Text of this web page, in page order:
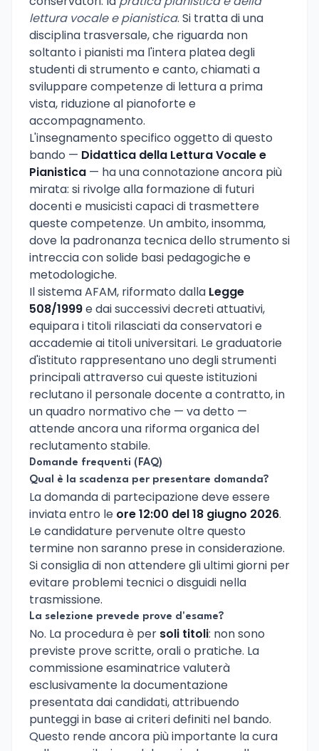
lettura vocale e pianistica. Si tratta di una
disciplina trasversale, che riguarda non
soltanto i pianisti ma l'intera platea degli
studenti di strumento e canto, chiamati a
sviluppare competenze di lettura a prima
vista, riduzione al pianoforte e
accompagnamento.
L'insegnamento specifico oggetto di questo
bando — Didattica della Lettura Vocale e
Pianistica — ha una connotazione ancora più
mirata: si rivolge alla formazione di futuri
docenti e musicisti capaci di trasmettere
queste competenze. Un ambito, insomma,
dove la padronanza tecnica dello strumento si
intreccia con solide basi pedagogiche e
metodologiche.
Il sistema AFAM, riformato dalla Legge
508/1999e dai successivi decreti attuativi,
equipara i titoli rilasciati da conservatori e
accademie ai titoli universitari. Le graduatorie
d'istituto rappresentano uno degli strumenti
principali attraverso cui queste istituzioni
reclutano il personale docente a contratto, in
un quadro normativo che — va detto —
attende ancora una riforma organica del
reclutamento stabile.
Domande frequenti (FAQ)
Qual è la scadenza per presentare domanda?
La domanda di partecipazione deve essere
inviata entro le ore 12:00 del 18 giugno 2026.
Le candidature pervenute oltre questo
termine non saranno prese in considerazione.
Si consiglia di non attendere gli ultimi giorni per
evitare problemi tecnici o disguidi nella
trasmissione.
La selezione prevede prove d'esame?
No. La procedura è per soli titoli: non sono
previste prove scritte, orali o pratiche. La
commissione esaminatrice valuterà
esclusivamente la documentazione
presentata dai candidati, attribuendo
punteggi in base ai criteri definiti nel bando.
Questo rende ancora più importante la cura